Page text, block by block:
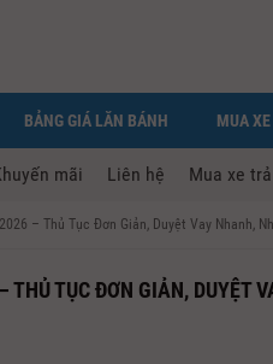
BẢNG GIÁ LĂN BÁNH MUA
mãi Liên hệ Mua xe
– Thủ Tục Đơn Giản, Duyệt Vay Nhanh,
THỦ TỤC ĐƠN GIẢN, DUYỆT